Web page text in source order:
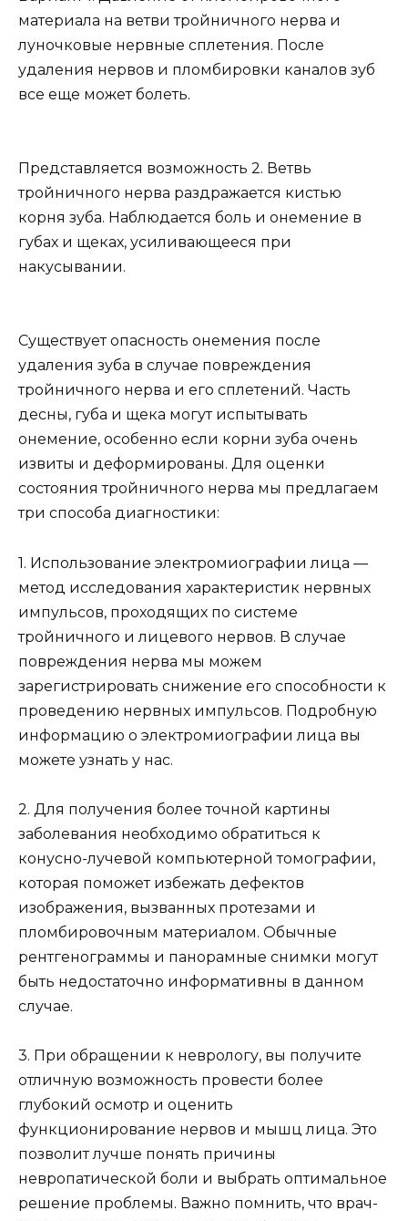
материала на ветви тройничного нерва и
луночковые нервные сплетения. После
удаления нервов и пломбировки каналов зуб
все еще может болеть.
Представляется возможность 2. Ветвь
тройничного нерва раздражается кистью
корня зуба. Наблюдается боль и онемение в
губах и щеках, усиливающееся при
накусывании.
Существует опасность онемения после
удаления зуба в случае повреждения
тройничного нерва и его сплетений. Часть
десны, губа и щека могут испытывать
онемение, особенно если корни зуба очень
извиты и деформированы. Для оценки
состояния тройничного нерва мы предлагаем
три способа диагностики:
1. Использование электромиографии лица —
метод исследования характеристик нервных
импульсов, проходящих по системе
тройничного и лицевого нервов. В случае
повреждения нерва мы можем
зарегистрировать снижение его способности к
проведению нервных импульсов. Подробную
информацию о электромиографии лица вы
можете узнать у нас.
2. Для получения более точной картины
заболевания необходимо обратиться к
конусно-лучевой компьютерной томографии,
которая поможет избежать дефектов
изображения, вызванных протезами и
пломбировочным материалом. Обычные
рентгенограммы и панорамные снимки могут
быть недостаточно информативны в данном
случае.
3. При обращении к неврологу, вы получите
отличную возможность провести более
глубокий осмотр и оценить
функционирование нервов и мышц лица. Это
позволит лучше понять причины
невропатической боли и выбрать оптимальное
решение проблемы. Важно помнить, что врач-